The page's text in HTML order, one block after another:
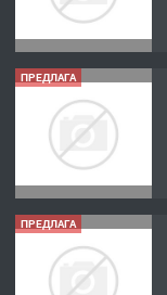
ПРЕДЛАГА
ПРЕДЛАГА